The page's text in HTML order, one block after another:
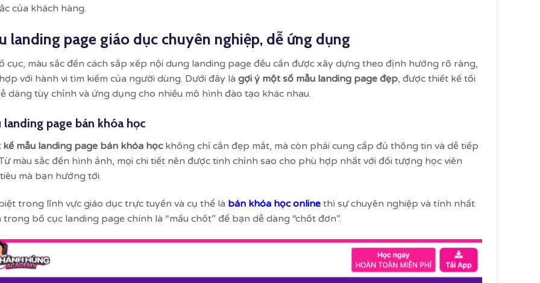
của khách hàng.
landing page giáo dục chuyên nghiệp, dễ ứng dụng
cục, màu sắc đến cách sắp xếp nội dung landing page đều cần được xây dựng theo định hướng rõ ràng,
với hành vi tìm kiếm của người dùng. Dưới đây là gợi ý một số mẫu landing page đẹp, được thiết kế tối
dàng tùy chỉnh và ứng dụng cho nhiều mô hình đào tạo khác nhau.
landing page bán khóa học
kế mẫu landing page bán khóa họckhông chỉ cần đẹp mắt, mà còn phải cung cấp đủ thông tin và dễ tiếp
màu sắc đến hình ảnh, mọi chi tiết nên được tinh chỉnh sao cho phù hợp nhất với đối tượng học viên
mà bạn hướng tới.
trong lĩnh vực giáo dục trực tuyến và cụ thể là bán khóa học online thì sự chuyên nghiệp và tính nhất
trong bố cục landing page chính là “mấu chốt” để bạn dễ dàng “chốt đơn”.